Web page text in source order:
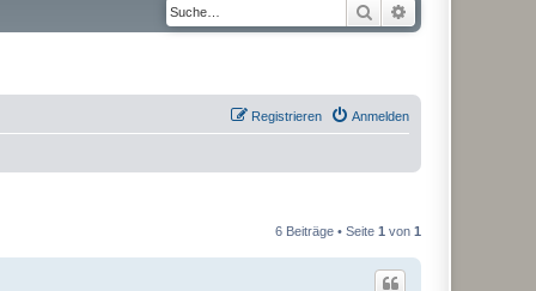
Suche
Anmelden
Registrieren
6 Beiträge • Seite 1 von 1